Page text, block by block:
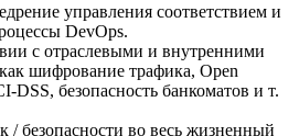
управления соответствием и
DevOps.
с отраслевыми и внутренними
шифрование трафика, Open
DSS, безопасность банкоматов и т.
/ безопасности во весь жизненный